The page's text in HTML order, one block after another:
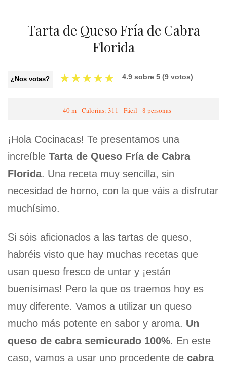
Tarta de Queso Fría de Cabra
Florida
¿Nos votas? ★★★★★ 4.9 sobre 5 (9 votos)
40 m Calorias: 311 Fácil 8 personas
¡Hola Cocinacas! Te presentamos una
increíble Tarta de Queso Fría de Cabra
Florida. Una receta muy sencilla, sin
necesidad de horno, con la que váis a disfrutar
muchísimo.
Si sóis aficionados a las tartas de queso,
habréis visto que hay muchas recetas que
usan queso fresco de untar y ¡están
buenísimas! Pero la que os traemos hoy es
muy diferente. Vamos a utilizar un queso
mucho más potente en sabor y aroma. Un
queso de cabra semicurado 100%. En este
caso, vamos a usar uno procedente de cabra